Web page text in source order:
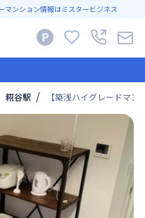
マンション情報はミスタービジネス
糀谷駅 【築浅ハイグレードマ